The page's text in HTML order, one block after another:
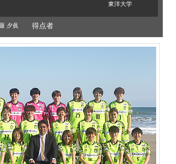
東洋大学
夕眞 得点者